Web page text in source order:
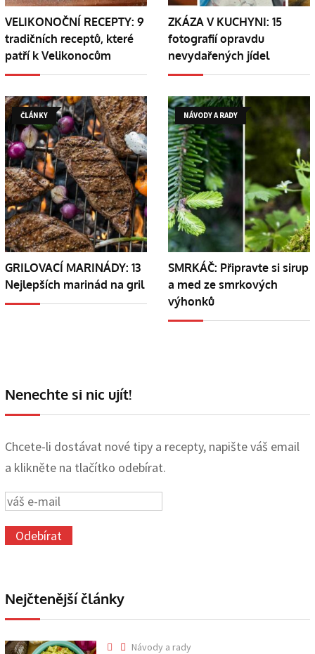
VELIKONOČNÍ RECEPTY: 9
tradičních receptů, které
patří k Velikonocům
ZKÁZA V KUCHYNI: 15
fotografií opravdu
nevydařených jídel
ČLÁNKY
GRILOVACÍ MARINÁDY: 13
Nejlepších marinád na gril
NÁVODY A RADY
SMRKÁČ: Připravte si sirup
a med ze smrkových
výhonků
Nenechte si nic ujít!
Chcete-li dostávat nové tipy a recepty, napište váš email
a klikněte na tlačítko odebírat.
Nejčtenější články
Návody a rady